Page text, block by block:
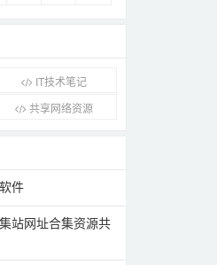
IT技术笔记
共享网络资源
件
站网址合集资源共